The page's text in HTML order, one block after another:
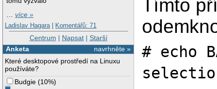
…více »
Ladislav Hagara | Komentářů: 71
Centrum | Napsat| Starší
navrhněte »
Anketa
Které desktopové prostředí na Linuxu
používáte?
Budgie (10%)
Tímto
# echo